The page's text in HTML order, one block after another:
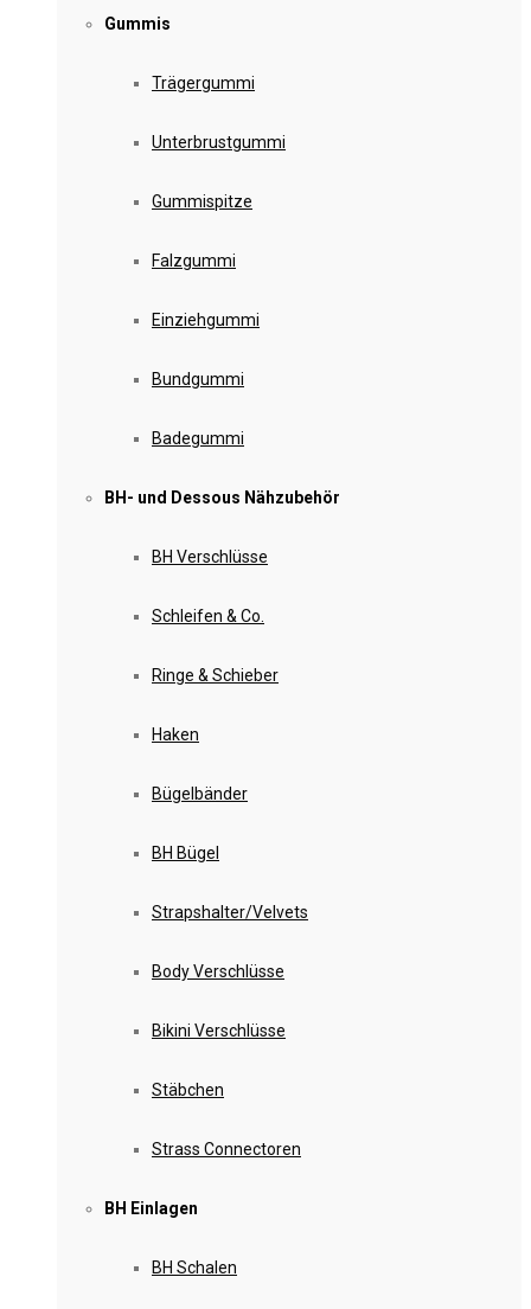
Gummis
Trägergummi
Unterbrustgummi
Gummispitze
Falzgummi
Einziehgummi
Bundgummi
Badegummi
BH- und Dessous Nähzubehör
BH Verschlüsse
Schleifen & Co.
Ringe & Schieber
Haken
Bügelbänder
BH Bügel
Strapshalter/Velvets
Body Verschlüsse
Bikini Verschlüsse
Stäbchen
Strass Connectoren
BH Einlagen
BH Schalen